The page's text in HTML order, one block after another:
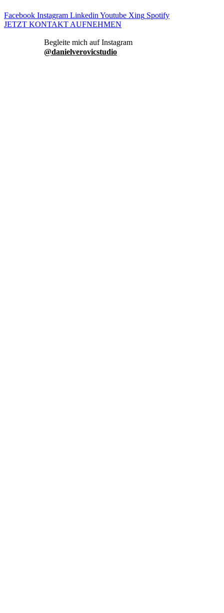
Facebook Instagram Linkedin Youtube Xing Spotify
JETZT KONTAKT AUFNEHMEN
danielverovicstudio